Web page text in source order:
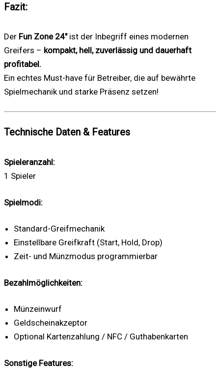
Fazit:
Der Fun Zone 24″ist der Inbegriff eines modernen
Greifers – kompakt, hell, zuverlässig und dauerhaft
profitabel.
Ein echtes Must-have für Betreiber, die auf bewährte
Spielmechanik und starke Präsenz setzen!
Technische Daten & Features
Spieleranzahl:
1 Spieler
Spielmodi:
Standard-Greifmechanik
Einstellbare Greifkraft (Start, Hold, Drop)
Zeit- und Münzmodus programmierbar
Bezahlmöglichkeiten:
Münzeinwurf
Geldscheinakzeptor
Optional Kartenzahlung / NFC / Guthabenkarten
Sonstige Features: